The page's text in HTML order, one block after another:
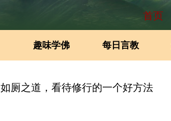
首页
趣味学佛 每日言教
如厕之道，看待修行的一个好方法